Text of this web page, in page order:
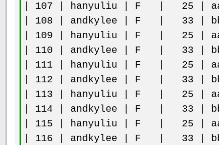
| 107 | hanyuliu | F | 25 |
| 108 | andkylee | F | 33 |
| 109 | hanyuliu | F | 25 |
| 110 | andkylee | F | 33 |
| 111 | hanyuliu | F | 25 |
| 112 | andkylee | F | 33 |
| 113 | hanyuliu | F | 25 |
| 114 | andkylee | F | 33 |
| 115 | hanyuliu | F | 25 |
| 116 | andkylee | F | 33 |